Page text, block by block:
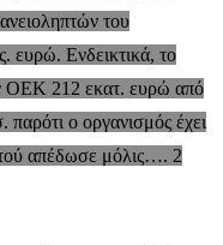
του
ευρώ. Ενδεικτικά, το
ΟΕΚ 212 εκατ. ευρώ από
παρότι ο οργανισμός έχει
απέδωσε μόλις…. 2